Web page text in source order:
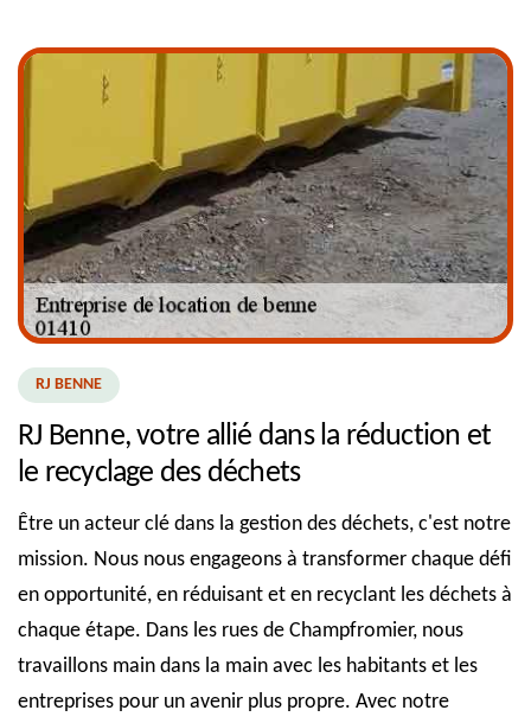
RJ BENNE
RJ Benne, votre allié dans la réduction et
le recyclage des déchets
Être un acteur clé dans la gestion des déchets, c'est notre
mission. Nous nous engageons à transformer chaque défi
en opportunité, en réduisant et en recyclant les déchets à
chaque étape. Dans les rues de Champfromier, nous
travaillons main dans la main avec les habitants et les
entreprises pour un avenir plus propre. Avec notre